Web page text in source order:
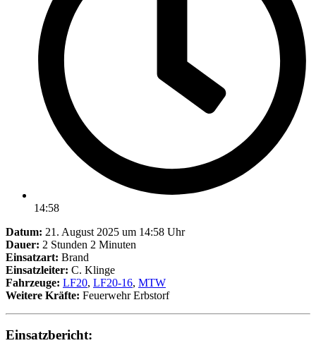
14:58
Datum: 21. August 2025 um 14:58 Uhr
Dauer: 2 Stunden 2 Minuten
Einsatzart: Brand
Einsatzleiter: C. Klinge
Fahrzeuge: LF20, LF20-16, MTW
Weitere Kräfte: Feuerwehr Erbstorf
Einsatzbericht: